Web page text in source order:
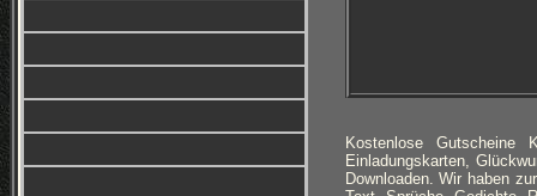
Kostenlose Gutscheine
Einladungskarten,
Downloaden. Wir haben